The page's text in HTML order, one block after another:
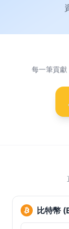
每一筆貢獻
比特幣